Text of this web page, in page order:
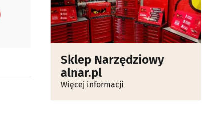
Sklep Narzędziowy
alnar.pl
Więcej informacji